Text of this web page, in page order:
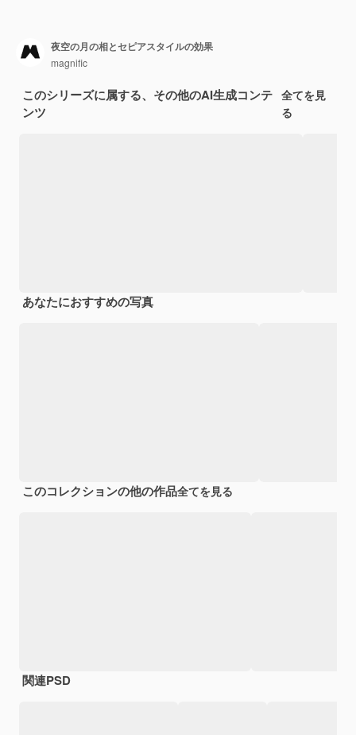
夜空の月の相とセピアスタイルの効果
magnific
このシリーズに属する、その他のAI生成コンテ
ンツ
全てを見
る
あなたにおすすめの写真
このコレクションの他の作品全てを見る
関連PSD